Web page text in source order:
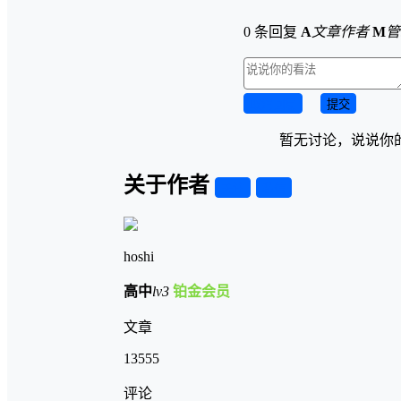
0 条回复 A 文章作者 M
提交
暂无讨论，说说你
关于作者
hoshi
高中lv3 铂金会员
文章
13555
评论